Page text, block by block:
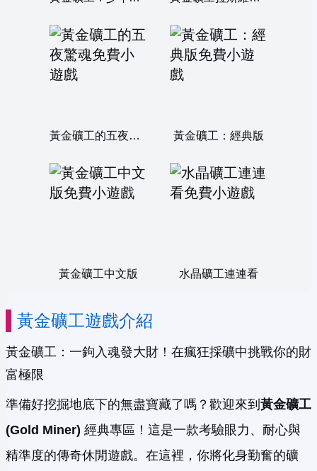
黃金礦工的五夜驚魂 黃金礦工：經典版
黃金礦工中文版 水晶礦工連連看
黃金礦工遊戲介紹
黃金礦工：一鉤入魂發大財！在瘋狂採礦中挑戰你的財
富極限
準備好挖掘地底下的無盡寶藏了嗎？歡迎來到 黃金礦工
(Gold Miner) 經典專區！這是一款考驗眼力、耐心與
精準度的傳奇休閒遊戲。在這裡，你將化身勤奮的礦